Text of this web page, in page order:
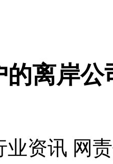
的离岸
业资讯 网